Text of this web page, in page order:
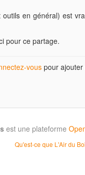
en général) est
pour ce partage.
vouspour ajouter
est une plateforme
Qu'est-ce que L'Air du